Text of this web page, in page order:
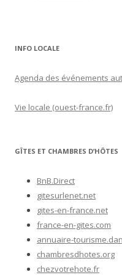
INFO LOCALE
Agenda des événements
Vie locale (ouest-france.fr)
GÎTES ET CHAMBRES D’HÔTES
BnB.Direct
gitesurlenet.net
gites-en-france.net
france-en-gites.com
annuaire-
chambresdhotes.org
chezvotrehote.fr